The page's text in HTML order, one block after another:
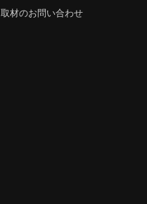
取材のお問い合わせ